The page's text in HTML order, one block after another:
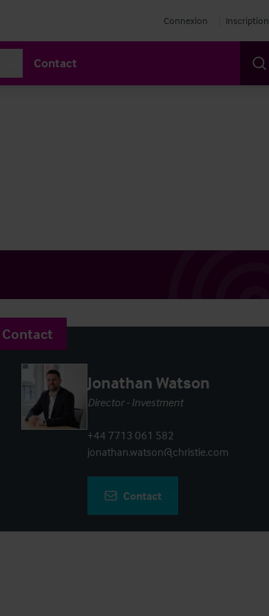
Connexion Inscription
Contact
Contact
Jonathan Watson
Director - Investment
+44 7713 061 582
jonathan.watson@christie.com
Contact